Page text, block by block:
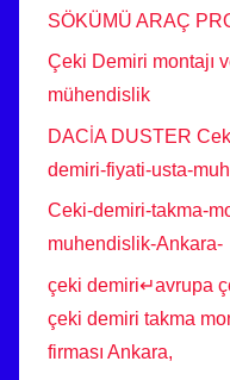
SÖKÜMÜ ARAÇ
Çeki Demiri montajı
mühendislik
DACİA DUSTER
demiri-fiyati-usta-
Ceki-demiri-takma-
muhendislik-Ankara-
çeki demiri↵avrupa
çeki demiri takma
firması Ankara,